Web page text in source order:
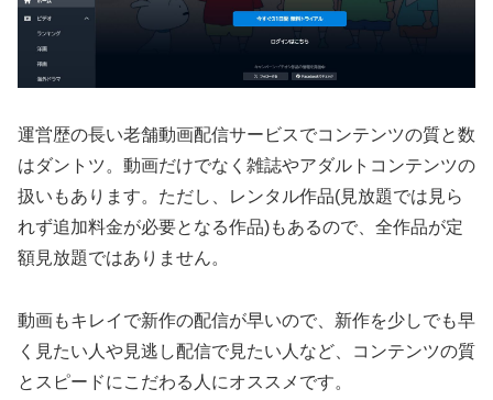
運営歴の長い老舗動画配信サービスでコンテンツの質と数
はダントツ。動画だけでなく雑誌やアダルトコンテンツの
扱いもあります。ただし、レンタル作品(見放題では見ら
れず追加料金が必要となる作品)もあるので、全作品が定
額見放題ではありません。
動画もキレイで新作の配信が早いので、新作を少しでも早
く見たい人や見逃し配信で見たい人など、コンテンツの質
とスピードにこだわる人にオススメです。